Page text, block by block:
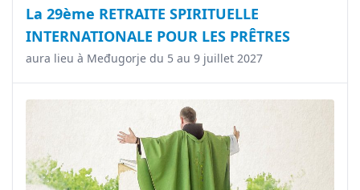
La 29ème RETRAITE SPIRITUELLE
INTERNATIONALE POUR LES PRÊTRES
aura lieu à Međugorje du 5 au 9 juillet 2027